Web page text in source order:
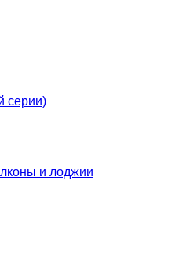
серии)
и лоджии